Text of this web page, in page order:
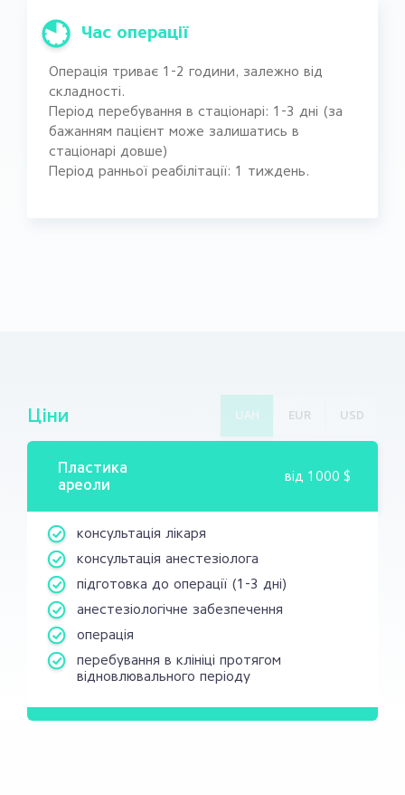
Час операції
Операція триває 1-2 години, залежно від
складності.
Період перебування в стаціонарі: 1-3 дні (за
бажанням пацієнт може залишатись в
стаціонарі довше)
Період ранньої реабілітації: 1 тиждень.
UAH EUR USD
Ціни
Пластика
ареоли
від 1000 $
консультація лікаря
консультація анестезіолога
підготовка до операції (1-3 дні)
анестезіологічне забезпечення
операція
перебування в клініці протягом
відновлювального періоду